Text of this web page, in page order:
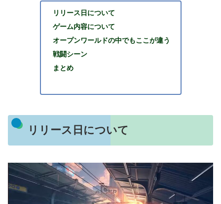
リリース日について
ゲーム内容について
オープンワールドの中でもここが違う
戦闘シーン
まとめ
リリース日について